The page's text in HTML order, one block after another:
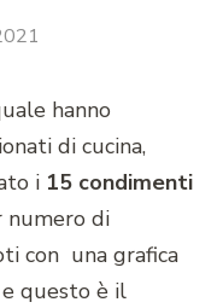
hanno
di cucina,
i 15 condimenti
numero di
con una grafica
questo è il